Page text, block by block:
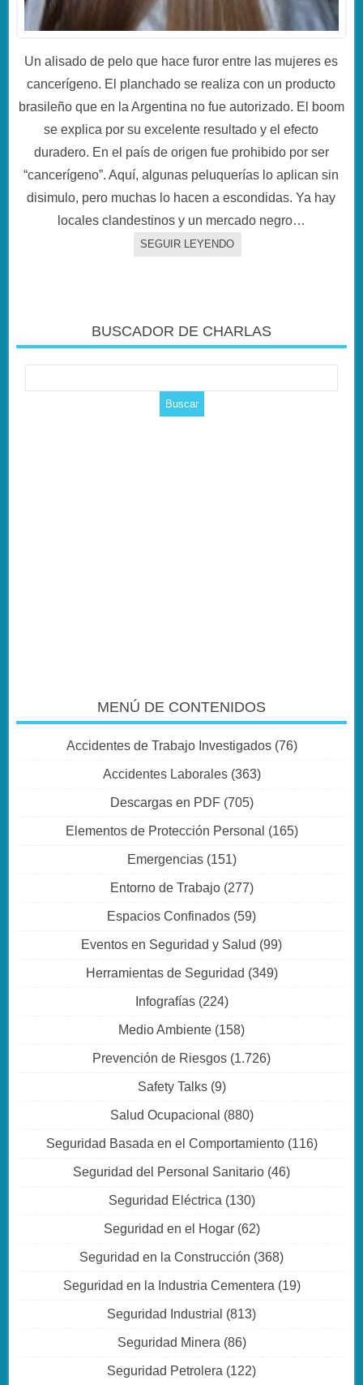
Un alisado de pelo que hace furor entre las mujeres es
cancerígeno. El planchado se realiza con un producto
brasileño que en la Argentina no fue autorizado. El boom
se explica por su excelente resultado y el efecto
duradero. En el país de origen fue prohibido por ser
“cancerígeno”. Aquí, algunas peluquerías lo aplican sin
disimulo, pero muchas lo hacen a escondidas. Ya hay
locales clandestinos y un mercado negro…
SEGUIR LEYENDO
BUSCADOR DE CHARLAS
MENÚ DE CONTENIDOS
Accidentes de Trabajo Investigados(76)
Accidentes Laborales(363)
Descargas en PDF(705)
Elementos de Protección Personal (165)
Emergencias(151)
Entorno de Trabajo(277)
Espacios Confinados (59)
Eventos en Seguridad y Salud (99)
Herramientas de Seguridad (349)
Infografías(224)
Medio Ambiente (158)
Prevención de Riesgos (1.726)
Safety Talks(9)
Salud Ocupacional (880)
Seguridad Basada en el Comportamiento(116)
Seguridad del Personal Sanitario (46)
Seguridad Eléctrica (130)
Seguridad en el Hogar(62)
Seguridad en la Construcción (368)
Seguridad en la Industria Cementera (19)
Seguridad Industrial (813)
Seguridad Minera (86)
Seguridad Petrolera (122)